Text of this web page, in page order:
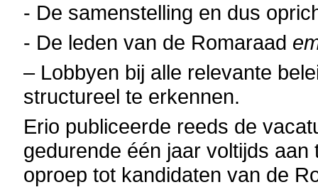
- De samenstelling en dus
- De leden van de Romaraad
– Lobbyen bij alle relevante
structureel te erkennen.
Erio publiceerde reeds de
gedurende één jaar voltijds
oproep tot kandidaten van de